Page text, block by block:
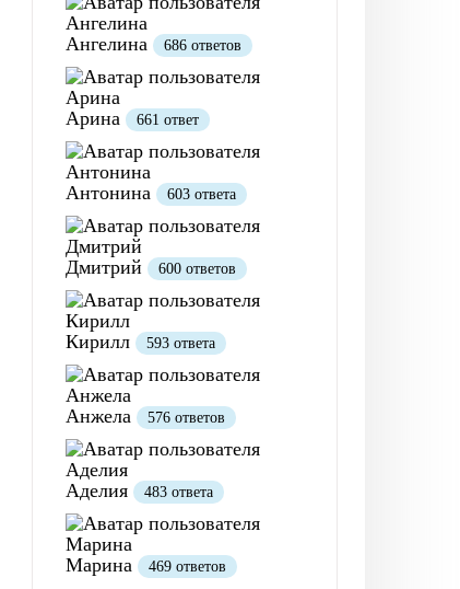
Ангелина 686 ответов
Арина 661 ответ
Антонина 603 ответа
Дмитрий 600 ответов
Кирилл 593 ответа
Анжела 576 ответов
Аделия 483 ответа
Марина 469 ответов